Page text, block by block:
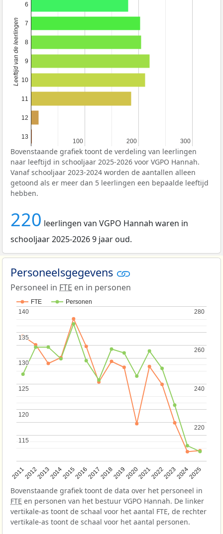
100
100 200
200 300
300
6
7
8
9
10
11
12
13
Leeftijd van de leerlingen
Bovenstaande grafiek toont de verdeling van leerlingen
naar leeftijd in schooljaar 2025-2026 voor VGPO Hannah.
Vanaf schooljaar 2023-2024 worden de aantallen alleen
getoond als er meer dan 5 leerlingen een bepaalde leeftijd
hebben.
220 leerlingen van VGPO Hannah waren in
schooljaar 2025-2026 9 jaar oud.
Personeelsgegevens
Personeel in FTE en in personen
FTE Personen
201120122013201420152016201720182019202020212022202320242025
115
115
120
120
125
125
130
130
135
135
140
140
220
220
240
240
260
260
280
280
Bovenstaande grafiek toont de data over het personeel in
FTE en personen van het bestuur VGPO Hannah. De linker
vertikale-as toont de schaal voor het aantal FTE, de rechter
vertikale-as toont de schaal voor het aantal personen.